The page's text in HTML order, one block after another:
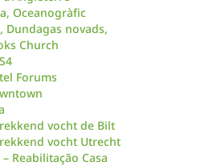
Oceanogràfic
Dundagas novads,
Church
Forums
vocht de Bilt
vocht Utrecht
Reabilitação Casa